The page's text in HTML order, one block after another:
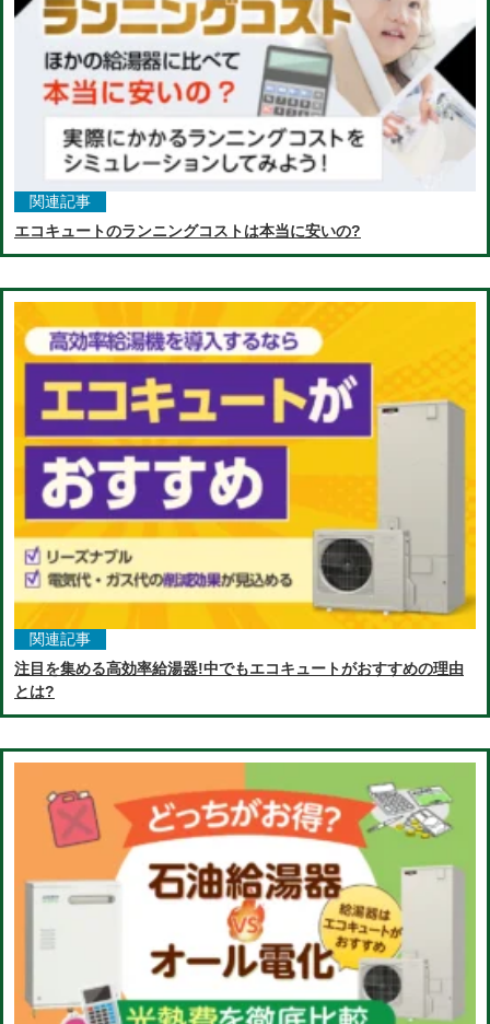
関連記事
エコキュートのランニングコストは本当に安いの?
関連記事
注目を集める高効率給湯器!中でもエコキュートがおすすめの理由
とは?